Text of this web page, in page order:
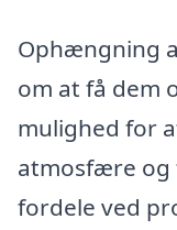
Ophængning
om at få dem
mulighed for
atmosfære og
fordele ved